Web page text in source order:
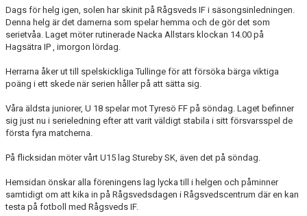
AVGIFTER
TRYGGHET OCH VÄRDEGRUND
KNATTEFOTBOLLSSKOLA
PARTNERSKAP & SPONSRING
SKOLSAMARBETEN
SOCIAL HÅLLBARHET
TRÄNINGSKLÄDER
Dags för helg igen, solen har skinit på Rågsveds IF i säsongsinledningen.
Denna helg är det damerna som spelar hemma och de gör det som
serietvåa. Laget möter rutinerade Nacka Allstars klockan 14.00 på
Hagsätra IP , imorgon lördag.
Herrarna åker ut till spelskickliga Tullinge för att försöka bärga viktiga
poäng i ett skede när serien håller på att sätta sig.
Våra äldsta juniorer, U 18 spelar mot Tyresö FF på söndag. Laget befinner
sig just nu i serieledning efter att varit väldigt stabila i sitt försvarsspel de
första fyra matcherna.
På flicksidan möter vårt U15 lag Stureby SK, även det på söndag.
Hemsidan önskar alla föreningens lag lycka till i helgen och påminner
samtidigt om att kika in på Rågsvedsdagen i Rågsvedscentrum där en kan
testa på fotboll med Rågsveds IF.